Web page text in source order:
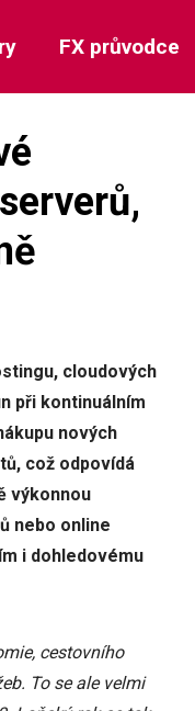
FX průvodce
cloudových
při kontinuálním
nových
což odpovídá
výkonnou
nebo online
i dohledovému
cestovního
To se ale velmi